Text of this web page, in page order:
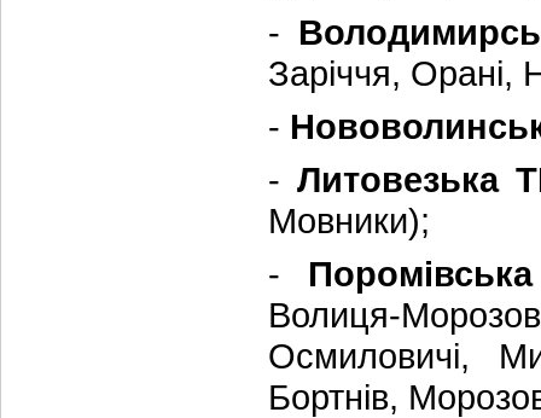
-
Заріччя, Орані,
-
- Литовезька
Мовники);
- Поромівська
Волиця-
Осмиловичі,
Бортнів,